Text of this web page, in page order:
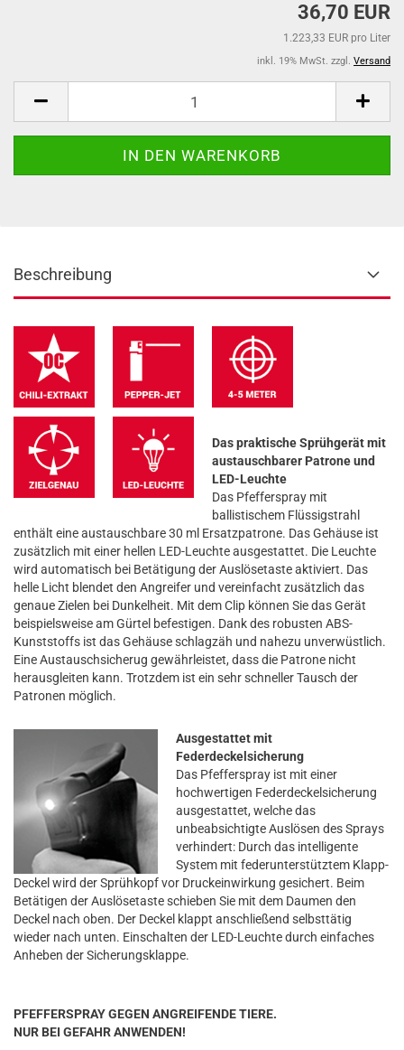
36,70 EUR
1.223,33 EUR pro Liter
inkl. 19% MwSt. zzgl. Versand
Beschreibung
Das praktische Sprühgerät mit
austauschbarer Patrone und
LED-Leuchte
Das Pfefferspray mit
ballistischem Flüssigstrahl
enthält eine austauschbare 30 ml Ersatzpatrone. Das Gehäuse ist
zusätzlich mit einer hellen LED-Leuchte ausgestattet. Die Leuchte
wird automatisch bei Betätigung der Auslösetaste aktiviert. Das
helle Licht blendet den Angreifer und vereinfacht zusätzlich das
genaue Zielen bei Dunkelheit. Mit dem Clip können Sie das Gerät
beispielsweise am Gürtel befestigen. Dank des robusten ABS-
Kunststoffs ist das Gehäuse schlagzäh und nahezu unverwüstlich.
Eine Austauschsicherug gewährleistet, dass die Patrone nicht
herausgleiten kann. Trotzdem ist ein sehr schneller Tausch der
Patronen möglich.
Ausgestattet mit
Federdeckelsicherung
Das Pfefferspray ist mit einer
hochwertigen Federdeckelsicherung
ausgestattet, welche das
unbeabsichtigte Auslösen des Sprays
verhindert: Durch das intelligente
System mit federunterstütztem Klapp-
Deckel wird der Sprühkopf vor Druckeinwirkung gesichert. Beim
Betätigen der Auslösetaste schieben Sie mit dem Daumen den
Deckel nach oben. Der Deckel klappt anschließend selbsttätig
wieder nach unten. Einschalten der LED-Leuchte durch einfaches
Anheben der Sicherungsklappe.
PFEFFERSPRAY GEGEN ANGREIFENDE TIERE.
NUR BEI GEFAHR ANWENDEN!